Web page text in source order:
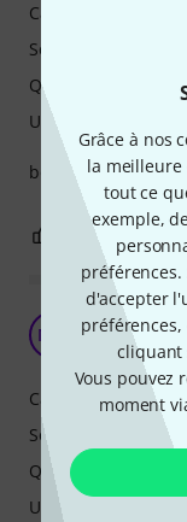
Grâce à nos
la meilleure
tout ce
exemple,
d'accepter
cliquant
Vous pouvez
moment
bonne pédale, rien
Caractéristiques
Son
Qualité de
Utilisation
0
MM Classique
Caractéristiques
Son
Qualité de
Utilisation